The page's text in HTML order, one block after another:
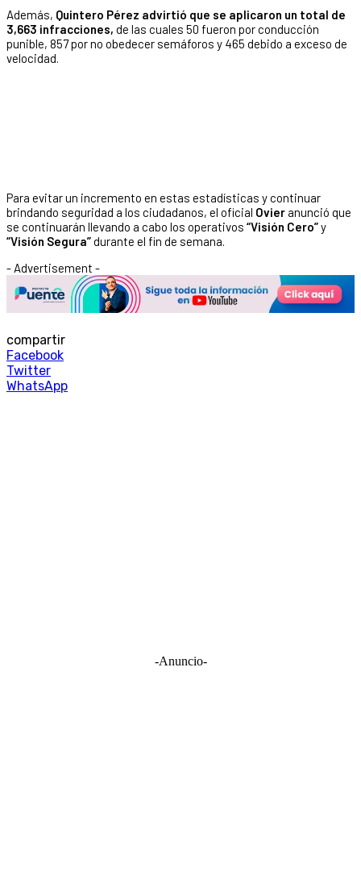
Además, Quintero Pérez advirtió que se aplicaron un total de
3,663 infracciones, de las cuales 50 fueron por conducción
punible, 857 por no obedecer semáforos y 465 debido a exceso de
velocidad.
Para evitar un incremento en estas estadísticas y continuar
brindando seguridad a los ciudadanos, el oficial Ovier anunció que
se continuarán llevando a cabo los operativos “Visión Cero”y
“Visión Segura”durante el fin de semana.
- Advertisement -
compartir
Facebook
Twitter
WhatsApp
-Anuncio-